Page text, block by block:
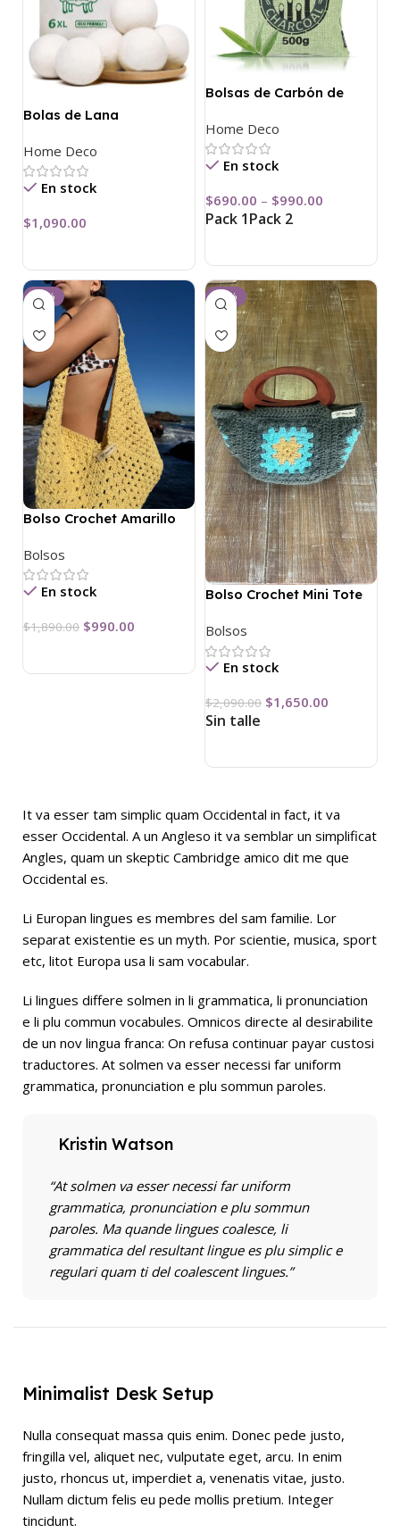
Bolas de Lana
Home Deco
En stock
$1,090.00
Bolsas de Carbón de
Home Deco
En stock
$690.00 – $990.00
Pack 1Pack 2
-48%
Bolso Crochet Amarillo
Bolsos
En stock
$1,890.00 $990.00
-21%
Bolso Crochet Mini Tote
Bolsos
En stock
$2,090.00 $1,650.00
Sin talle
It va esser tam simplic quam Occidental in fact, it va
esser Occidental. A un Angleso it va semblar un simplificat
Angles, quam un skeptic Cambridge amico dit me que
Occidental es.
Li Europan lingues es membres del sam familie. Lor
separat existentie es un myth. Por scientie, musica, sport
etc, litot Europa usa li sam vocabular.
Li lingues differe solmen in li grammatica, li pronunciation
e li plu commun vocabules. Omnicos directe al desirabilite
de un nov lingua franca: On refusa continuar payar custosi
traductores. At solmen va esser necessi far uniform
grammatica, pronunciation e plu sommun paroles.
Kristin Watson
“At solmen va esser necessi far uniform
grammatica, pronunciation e plu sommun
paroles. Ma quande lingues coalesce, li
grammatica del resultant lingue es plu simplic e
regulari quam ti del coalescent lingues.”
Minimalist Desk Setup
Nulla consequat massa quis enim. Donec pede justo,
fringilla vel, aliquet nec, vulputate eget, arcu. In enim
justo, rhoncus ut, imperdiet a, venenatis vitae, justo.
Nullam dictum felis eu pede mollis pretium. Integer
tincidunt.